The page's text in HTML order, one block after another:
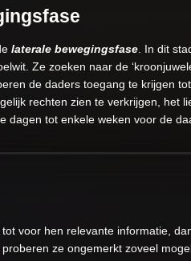
laterale bewegingsfase . In dit
Ze zoeken naar de
de daders toegang te krijgen
rechten zien te verkrijgen, het
dagen tot enkele weken voor de
voor hen relevante informatie,
ze ongemerkt zoveel